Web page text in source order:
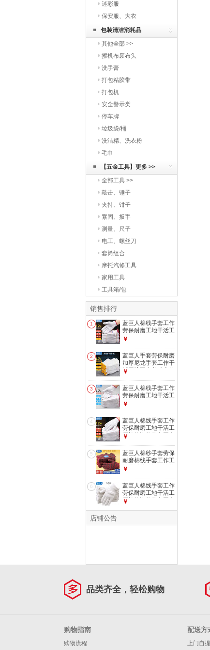
迷彩服
保安服、大衣
包装清洁消耗品
其他全部 >>
擦机布废布头
洗手膏
打包粘胶带
打包机
安全警示类
停车牌
垃圾袋/桶
洗洁精、洗衣粉
毛巾
【五金工具】更多 >>
全部工具 >>
敲击、锤子
夹持、钳子
紧固、扳手
测量、尺子
电工、螺丝刀
套筒组合
摩托汽修工具
家用工具
工具箱/包
销售排行
1
蓝巨人棉线手套工作
劳保耐磨工地干活工
厂机修汽修修车工人
白色600g男女士通
用便宜 劳动防护手
套批发
￥
2
蓝巨人手套劳保耐磨
加厚尼龙手套工作干
活工地工人劳动十针
龙手套450g男女均
码 机修汽修劳防手
套批发
￥
3
蓝巨人棉线手套工作
劳保耐磨工地干活工
厂机修汽修修车工人
白色800男士大号加
厚 劳动防护手套批
发
￥
4
蓝巨人棉线手套工作
劳保耐磨工地干活工
厂机修汽修修车工人
白色700g男士加厚
劳动防护手套批发
￥
5
蓝巨人棉纱手套劳保
耐磨棉线手套工作工
地干活劳动机修汽修
脏黑红花色700g中
厚男士 工人防护手
套批发
￥
6
蓝巨人棉线手套工作
劳保耐磨工地干活工
厂机修汽修修车工人
￥
店铺公告
品类齐全，轻松购物
购物指南
购物流程
配送方
上门自提